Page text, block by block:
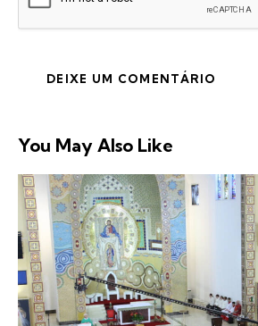
You May Also Like